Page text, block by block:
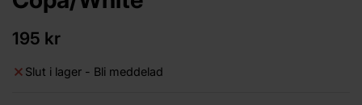
195 kr
Slut i lager - Bli meddelad